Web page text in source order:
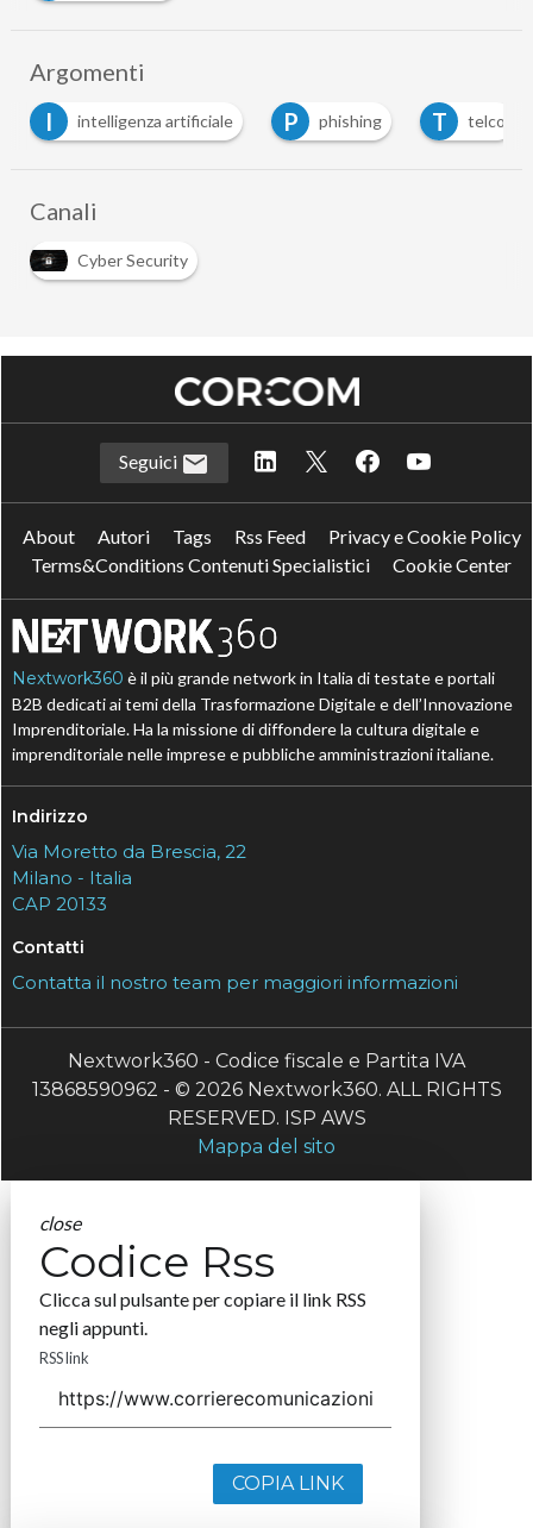
Argomenti
I
intelligenza artificiale P phishing T telco
Canali
Cyber Security
Seguici
About Autori Tags Rss Feed
Privacy e Cookie Policy
Terms&Conditions Contenuti Specialistici
Cookie Center
Nextwork360 è il più grande network in Italia di testate e portali
B2B dedicati ai temi della Trasformazione Digitale e dell’Innovazione
Imprenditoriale. Ha la missione di diffondere la cultura digitale e
imprenditoriale nelle imprese e pubbliche amministrazioni italiane.
Indirizzo
Via Moretto da Brescia, 22
Milano - Italia
CAP 20133
Contatti
Contatta il nostro team per maggiori informazioni
Nextwork360 - Codice fiscale e Partita IVA
13868590962 - © 2026 Nextwork360. ALL RIGHTS
RESERVED. ISP AWS
Mappa del sito
close
Codice Rss
Clicca sul pulsante per copiare il link RSS
negli appunti.
RSS link
COPIA LINK